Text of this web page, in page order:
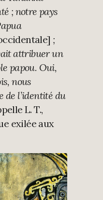
; notre pays
;
attribuer un
papou. Oui,
nous
de l’identité du
L. T.,
exilée aux